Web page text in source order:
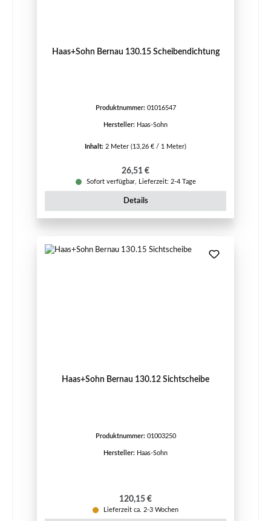
Haas+Sohn Bernau 130.15 Scheibendichtung
Produktnummer: 01016547
Hersteller: Haas-Sohn
Inhalt: 2 Meter (13,26 € / 1 Meter)
Regulärer Preis:
26,51 €
Sofort verfügbar, Lieferzeit: 2-4 Tage
Details
Haas+Sohn Bernau 130.12 Sichtscheibe
Produktnummer: 01003250
Hersteller: Haas-Sohn
Regulärer Preis:
120,15 €
Lieferzeit ca. 2-3 Wochen